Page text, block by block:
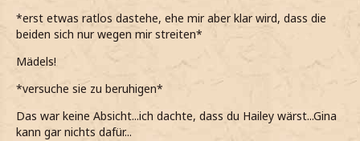
*erst etwas ratlos dastehe, ehe mir aber klar wird, dass die
beiden sich nur wegen mir streiten*
Mädels!
*versuche sie zu beruhigen*
Das war keine Absicht...ich dachte, dass du Hailey wärst...Gina
kann gar nichts dafür...